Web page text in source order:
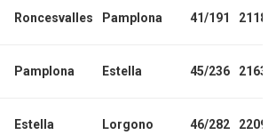
Roncesvalles Pamplona 41/191 2118
Pamplona Estella 45/236 2163
Estella Lorgono 46/282 2209